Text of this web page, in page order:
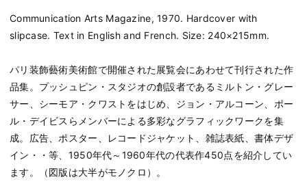
Communication Arts Magazine, 1970. Hardcover with
slipcase. Text in English and French. Size: 240×215mm.
パリ装飾藝術美術館で開催された展覧会にあわせて刊行された作
品集。プッシュピン・スタジオの創設者であるミルトン・グレー
サー、シーモア・クワストをはじめ、ジョン・アルコーン、ポー
ル・デイビスらメンバーによる多彩なグラフィックワークを集
成。広告、ポスター、レコードジャケット、雑誌表紙、書体デザ
イン・・等、1950年代～1960年代の代表作450点を紹介してい
ます。（図版は大半がモノクロ）。